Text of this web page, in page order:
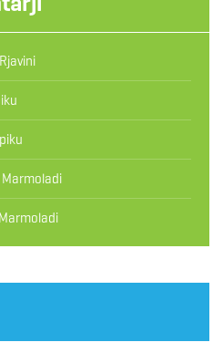
Marmoladi